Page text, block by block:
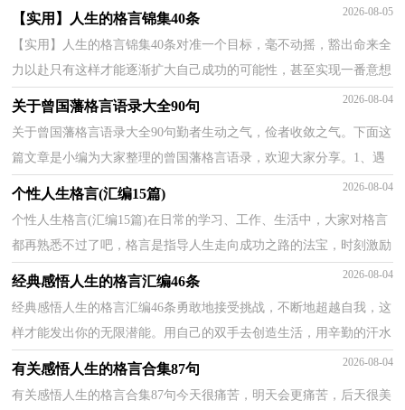
欢。1、在天才和勤奋之间，我毫不迟疑地选择勤奋，它...
【实用】人生的格言锦集40条 2026-08-05
【实用】人生的格言锦集40条对准一个目标，毫不动摇，豁出命来全
力以赴只有这样才能逐渐扩大自己成功的可能性，甚至实现一番意想
不到的事业。——德田虎雄以下是小编为大家整理的...
关于曾国藩格言语录大全90句 2026-08-04
关于曾国藩格言语录大全90句勤者生动之气，俭者收敛之气。下面这
篇文章是小编为大家整理的曾国藩格言语录，欢迎大家分享。1、遇
忧患横逆之来，当稍忍以待其定。2、放开手，使开胆，不...
个性人生格言(汇编15篇) 2026-08-04
个性人生格言(汇编15篇)在日常的学习、工作、生活中，大家对格言
都再熟悉不过了吧，格言是指导人生走向成功之路的法宝，时刻激励
人生取得进步。那么问题来了，到底什么样的格言才经...
经典感悟人生的格言汇编46条 2026-08-04
经典感悟人生的格言汇编46条勇敢地接受挑战，不断地超越自我，这
样才能发出你的无限潜能。用自己的双手去创造生活，用辛勤的汗水
实现人生的梦想。下面是小编收集整理的感悟人生的...
有关感悟人生的格言合集87句 2026-08-04
有关感悟人生的格言合集87句今天很痛苦，明天会更痛苦，后天很美